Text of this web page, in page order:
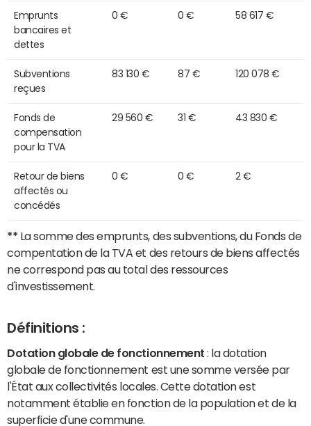
Emprunts
bancaires et
dettes
0 € 0 € 58 617 €
Subventions
reçues
83 130 € 87 € 120 078 €
Fonds de
compensation
pour la TVA
29 560 € 31 € 43 830 €
Retour de biens
affectés ou
concédés
0 € 0 € 2 €
** La somme des emprunts, des subventions, du Fonds de
compentation de la TVA et des retours de biens affectés
ne correspond pas au total des ressources
d'investissement.
Définitions :
Dotation globale de fonctionnement : la dotation
globale de fonctionnement est une somme versée par
l'État aux collectivités locales. Cette dotation est
notamment établie en fonction de la population et de la
superficie d'une commune.